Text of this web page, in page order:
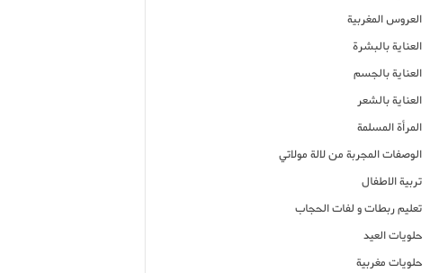
العروس المغربية
العناية بالبشرة
العناية بالجسم
العناية بالشعر
المرأة المسلمة
الوصفات المجربة من لالة مولاتي
تربية الاطفال
تعليم ربطات و لفات الحجاب
حلويات العيد
حلويات مغربية